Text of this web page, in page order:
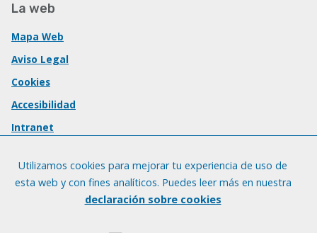
La web
Mapa Web
Aviso Legal
Cookies
Accesibilidad
Intranet
Utilizamos cookies para mejorar tu experiencia de uso de
esta web y con fines analíticos. Puedes leer más en nuestra
declaración sobre cookies